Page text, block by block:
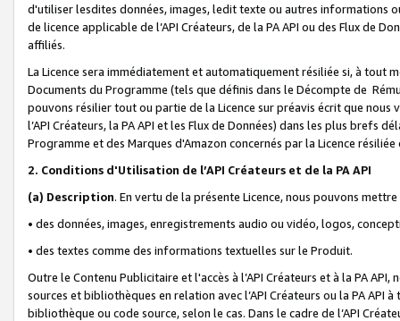
d'utiliser lesdites données, images, ledit texte ou autres informations
de licence applicable de l’API Créateurs, de la PA API ou des Flux de
affiliés.
La Licence sera immédiatement et automatiquement résiliée si, à
Documents du Programme (tels que définis dans le Décompte de
pouvons résilier tout ou partie de la Licence sur préavis écrit que
l’API Créateurs, la PA API et les Flux de Données) dans les plus
Programme et des Marques d'Amazon concernés par la Licence
2. Conditions d'Utilisation de l’API Créateurs et de la PA API
(a) Description. En vertu de la présente Licence, nous pouvons
• des données, images, enregistrements audio ou vidéo, logos,
• des textes comme des informations textuelles sur le Produit.
Outre le Contenu Publicitaire et l'accès à l’API Créateurs et à la PA
sources et bibliothèques en relation avec l’API Créateurs ou la PA
bibliothèque ou code source, selon le cas. Dans le cadre de l’API